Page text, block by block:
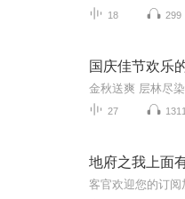
18 299
国庆佳节欢乐
27 1311
地府之我上面